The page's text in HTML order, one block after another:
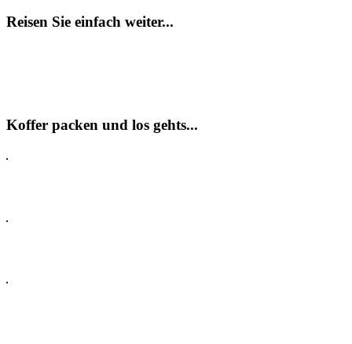
Reisen Sie einfach weiter...
Koffer packen und los gehts...